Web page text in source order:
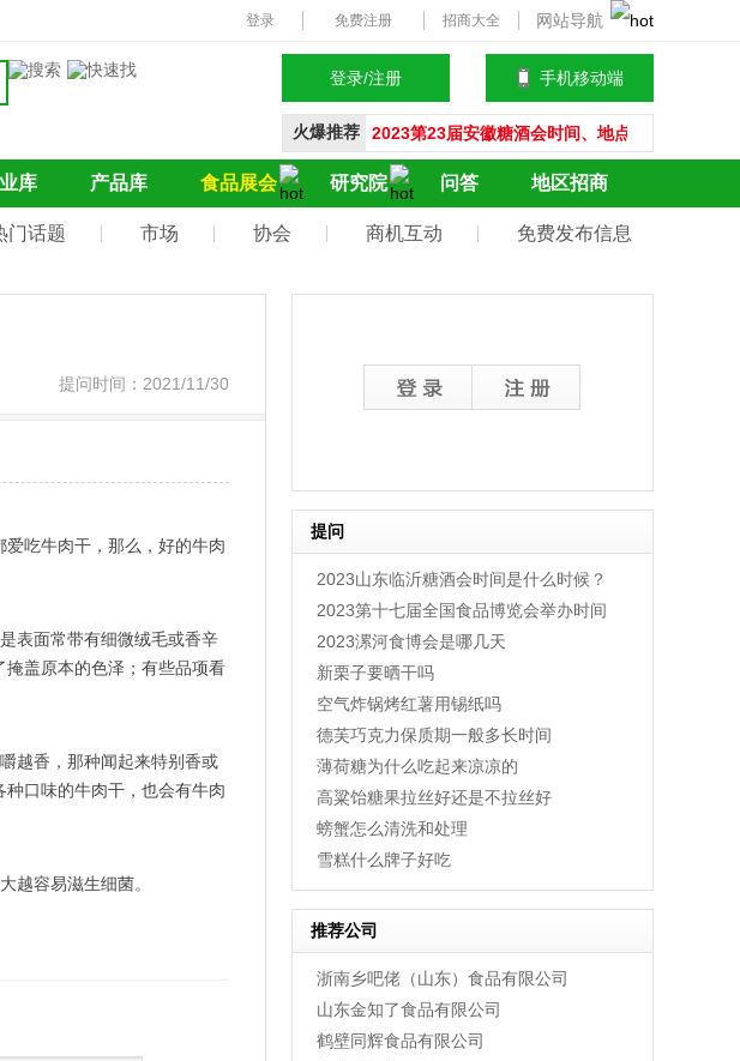
登录 免费注册 招商大全 网站导航
登录/注册
会员登录
立即注册
手机移动端
火爆推荐
2023第23届安徽糖酒会时间、地点、参展范围、
2023第16届临沂糖酒会时间及地点、参展范围有
2023瑞城石家庄糖酒会举办时间、地点、参展品
2023石家庄糖酒会时间、地点、交通路线、预登
2023成都春糖会时间、地点、酒店展时间
舌里牌子零食怎么样，舌里牌子零食价格多少，
红心柚子和白心柚子哪个好，红心柚子吃多了上
羊肉哪个部位好吃，羊肉不能和什么一起吃，羊
羊肉汤用羊的哪个部位，羊肉汤可以放黄酒吗，
黄桃罐头怎么做，怎么吃，怎么开盖，可以加热
什么是冻梨，东北冻梨怎么做，冻梨怎么吃，冻
2022成都全国糖酒会时间是什么时候，参展须知
豆豉鲮鱼罐头哪个牌子好，豆豉鲮鱼罐头多少钱
库 产品库 食品展会 研究院 问答 地区招商
门话题 市场 协会 商机互动 免费发布信息
提问时间：2021/11/30
吃牛肉干，那么，好的牛肉
表面常带有细微绒毛或香辛
盖原本的色泽；有些品项看
越香，那种闻起来特别香或
口味的牛肉干，也会有牛肉
越容易滋生细菌。
提问
2023山东临沂糖酒会时间是什么时候？
2023第十七届全国食品博览会举办时间
2023漯河食博会是哪几天
新栗子要晒干吗
空气炸锅烤红薯用锡纸吗
德芙巧克力保质期一般多长时间
薄荷糖为什么吃起来凉凉的
高粱饴糖果拉丝好还是不拉丝好
螃蟹怎么清洗和处理
雪糕什么牌子好吃
推荐公司
浙南乡吧佬（山东）食品有限公司
山东金知了食品有限公司
鹤壁同辉食品有限公司